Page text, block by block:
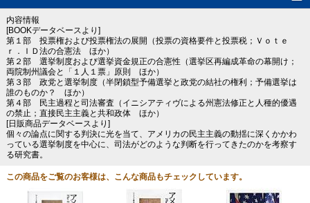
内容情報
[BOOKデータベースより]
第１部 投票権および投票権法の展開（投票の資格要件と投票税；Ｖｏｔｅ
ｒ．ＩＤ法の合憲法 ほか）
第２部 選挙制度および選挙資金規正の合憲性（選挙区再編成革命の幕開け；
両院制州議会と「１人１票」原則 ほか）
第３部 政党と選挙制度（半閉鎖型予備選挙と政党の結社の権利；予備選挙は
誰のものか？ ほか）
第４部 民主過程と司法審査（イニシアティヴによる州憲法修正と人種的優遇
の禁止；直接民主主義と共和政体 ほか）
[日販商品データベースより]
個々の論点に関する判決に光を当て、アメリカの民主主義の動揺に深くかかわ
っている選挙制度を中心に、司法がどのような判断を行ってきたのかを考察す
る研究書。
この商品をご覧のお客様は、こんな商品もチェックしています。